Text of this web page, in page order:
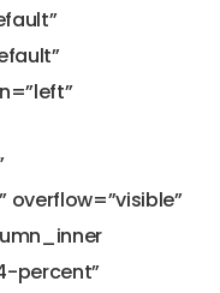
percent”